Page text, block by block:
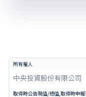
中央投資股份有限公司